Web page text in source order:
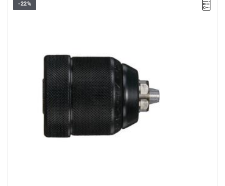
• Rozwarcie szczęk uchwytu: 1 - 10 mm
-22%